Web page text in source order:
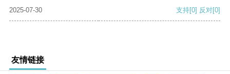
2025-07-30
支持[0] 反对[0]
友情链接